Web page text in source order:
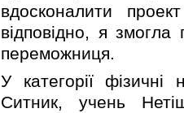
вдосконалити
відповідно, я
переможниця.
У категорії
Ситник, учень